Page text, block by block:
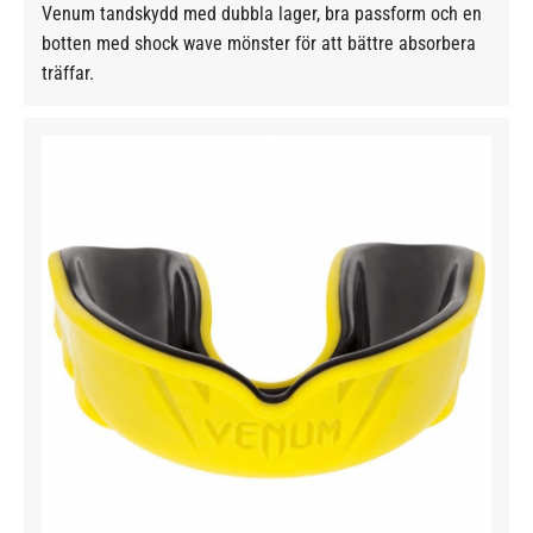
Venum tandskydd med dubbla lager, bra passform och en
botten med shock wave mönster för att bättre absorbera
träffar.